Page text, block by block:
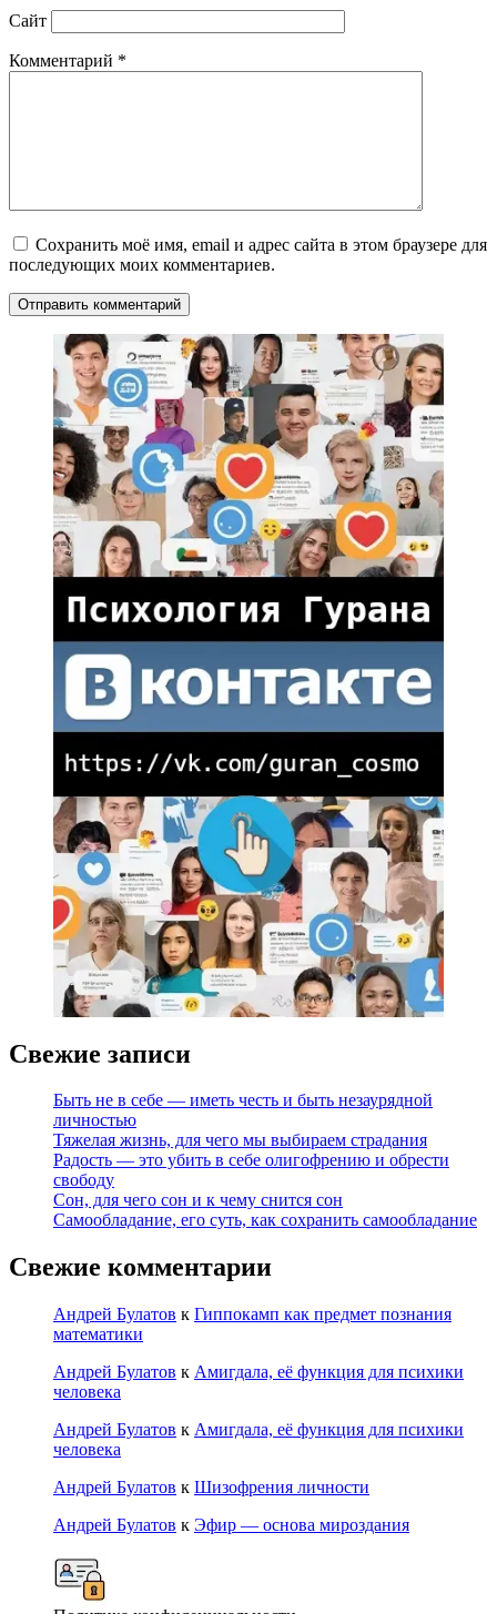
Сайт
Комментарий *
Сохранить моё имя, email и адрес сайта в этом браузере для
последующих моих комментариев.
Свежие записи
Быть не в себе — иметь честь и быть незаурядной
личностью
Тяжелая жизнь, для чего мы выбираем страдания
Радость — это убить в себе олигофрению и обрести
свободу
Сон, для чего сон и к чему снится сон
Самообладание, его суть, как сохранить самообладание
Свежие комментарии
Андрей Булатов к Гиппокамп как предмет познания
математики
Андрей Булатов к Амигдала, её функция для психики
человека
Андрей Булатов к Амигдала, её функция для психики
человека
Андрей Булатов к Шизофрения личности
Андрей Булатов к Эфир — основа мироздания